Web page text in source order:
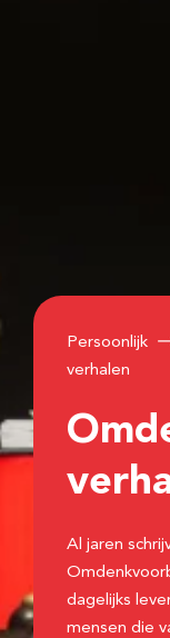
Persoonlijk
verhalen
Al jaren
dagelijks
mensen die